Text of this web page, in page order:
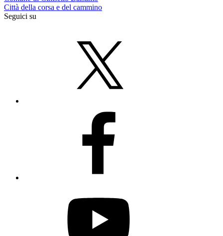
Città della corsa e del cammino
Seguici su